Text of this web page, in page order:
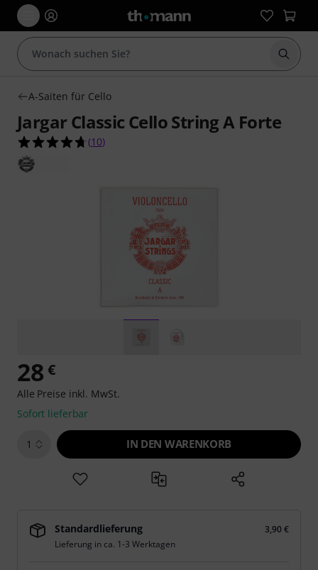
Suche
A-Saiten für Cello
Jargar Classic Cello String A Forte
4.7 von 5 Sternen aus 10 Kundenbewertungen
(10)
28 €
Alle Preise inkl. MwSt.
Sofort lieferbar
1 IN DEN WARENKORB
Standardlieferung
3,90 €
Lieferung in ca. 1-3 Werktagen